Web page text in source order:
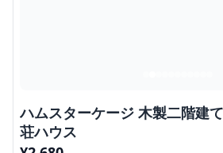
ハムスターケージ 木製二階建
荘ハウス